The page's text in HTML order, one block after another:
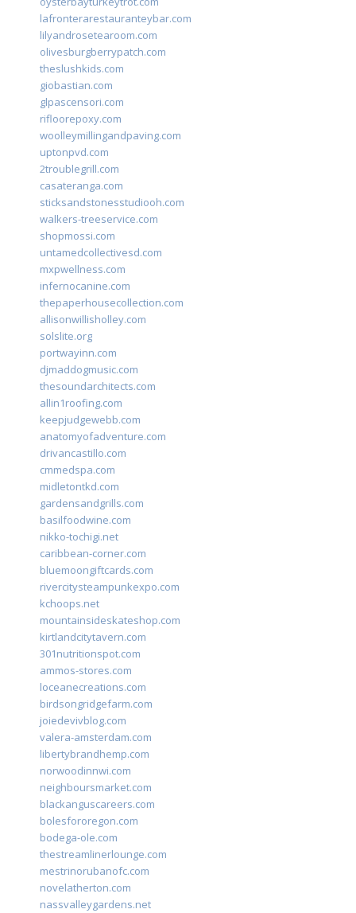
lafronterarestauranteybar.com
lilyandrosetearoom.com
olivesburgberrypatch.com
theslushkids.com
giobastian.com
glpascensori.com
rifloorepoxy.com
woolleymillingandpaving.com
uptonpvd.com
2troublegrill.com
casateranga.com
sticksandstonesstudiooh.com
walkers-treeservice.com
shopmossi.com
untamedcollectivesd.com
mxpwellness.com
infernocanine.com
thepaperhousecollection.com
allisonwillisholley.com
solslite.org
portwayinn.com
djmaddogmusic.com
thesoundarchitects.com
allin1roofing.com
keepjudgewebb.com
anatomyofadventure.com
drivancastillo.com
cmmedspa.com
midletontkd.com
gardensandgrills.com
basilfoodwine.com
nikko-tochigi.net
caribbean-corner.com
bluemoongiftcards.com
rivercitysteampunkexpo.com
kchoops.net
mountainsideskateshop.com
kirtlandcitytavern.com
301nutritionspot.com
ammos-stores.com
loceanecreations.com
birdsongridgefarm.com
joiedevivblog.com
valera-amsterdam.com
libertybrandhemp.com
norwoodinnwi.com
neighboursmarket.com
blackanguscareers.com
bolesfororegon.com
bodega-ole.com
thestreamlinerlounge.com
mestrinorubanofc.com
novelatherton.com
nassvalleygardens.net